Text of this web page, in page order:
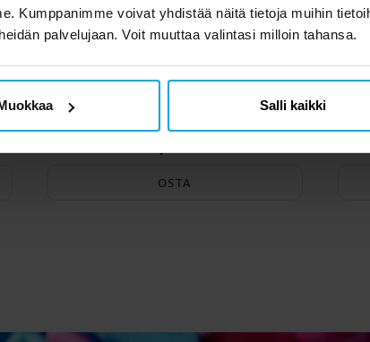
Kumppanimme voivat yhdistää näitä tietoja muihin
palvelujaan. Voit muuttaa valintasi milloin tahansa.
Salli kaikki
OSTA